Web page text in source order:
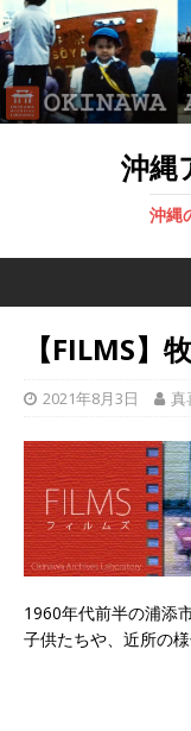
沖縄
沖縄
【FILMS】
2021年8月3日 真
1960年代前半の浦添
子供たちや、近所の